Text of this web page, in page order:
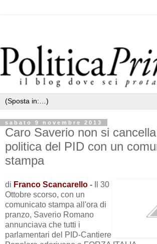
sabato 9 novembre 2013
Caro Saverio non si
politica del PID con un
stampa
di Franco Scancarello -
Il 30
Ottobre scorso, con un
comunicato stampa all'ora di
pranzo, Saverio Romano
annunciava che tutti i
parlamentari del PID-Cantiere